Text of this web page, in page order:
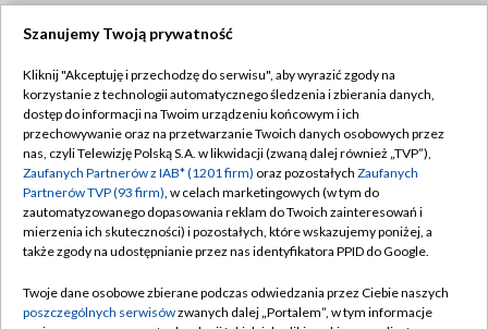
TVP
Abonament TVP
Emisja w TVP
Centrum informacji TVP
Naziemna Telewizja Cyfrowa
Rada Programowa
Regulamin TVP
Polityka prywatności
Moje zgody
Pomoc
Kontakt
Szanujemy Twoją prywatność
Kliknij "Akceptuję i przechodzę do serwisu", aby wyrazić zgody na
korzystanie z technologii automatycznego śledzenia i zbierania danych,
dostęp do informacji na Twoim urządzeniu końcowym i ich
przechowywanie oraz na przetwarzanie Twoich danych osobowych przez
nas, czyli Telewizję Polską S.A. w likwidacji (zwaną dalej również „TVP”),
Zaufanych Partnerów z IAB* (1201 firm) oraz pozostałych Zaufanych
Partnerów TVP (93 firm), w celach marketingowych (w tym do
zautomatyzowanego dopasowania reklam do Twoich zainteresowań i
mierzenia ich skuteczności) i pozostałych, które wskazujemy poniżej, a
także zgody na udostępnianie przez nas identyfikatora PPID do Google.
Twoje dane osobowe zbierane podczas odwiedzania przez Ciebie naszych
poszczególnych serwisówzwanych dalej „Portalem”, w tym informacje